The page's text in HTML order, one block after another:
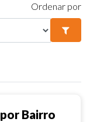
Ordenar por
Bairro